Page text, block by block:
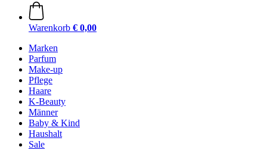
Warenkorb € 0,00
Marken
Parfum
Make-up
Pflege
Haare
K-Beauty
Männer
Baby & Kind
Haushalt
Sale